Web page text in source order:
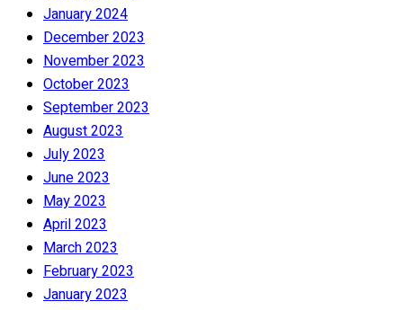
January 2024
December 2023
November 2023
October 2023
September 2023
August 2023
July 2023
June 2023
May 2023
April 2023
March 2023
February 2023
January 2023